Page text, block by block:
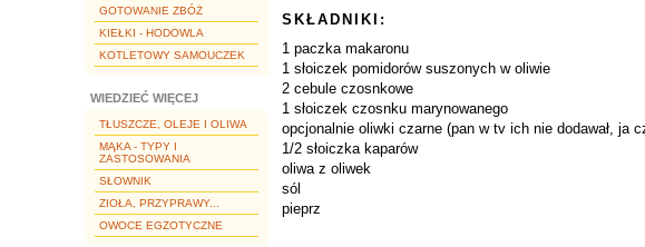
GOTOWANIE ZBÓŻ
KIEŁKI - HODOWLA
KOTLETOWY SAMOUCZEK
WIEDZIEĆ WIĘCEJ
TŁUSZCZE, OLEJE I OLIWA
MĄKA - TYPY I
ZASTOSOWANIA
SŁOWNIK
ZIOŁA, PRZYPRAWY...
OWOCE EGZOTYCZNE
SKŁADNIKI:
1 paczka makaronu
1 słoiczek pomidorów suszonych w oliwie
2 cebule czosnkowe
1 słoiczek czosnku marynowanego
opcjonalnie oliwki czarne (pan w tv ich nie dodawał, ja
1/2 słoiczka kaparów
oliwa z oliwek
sól
pieprz